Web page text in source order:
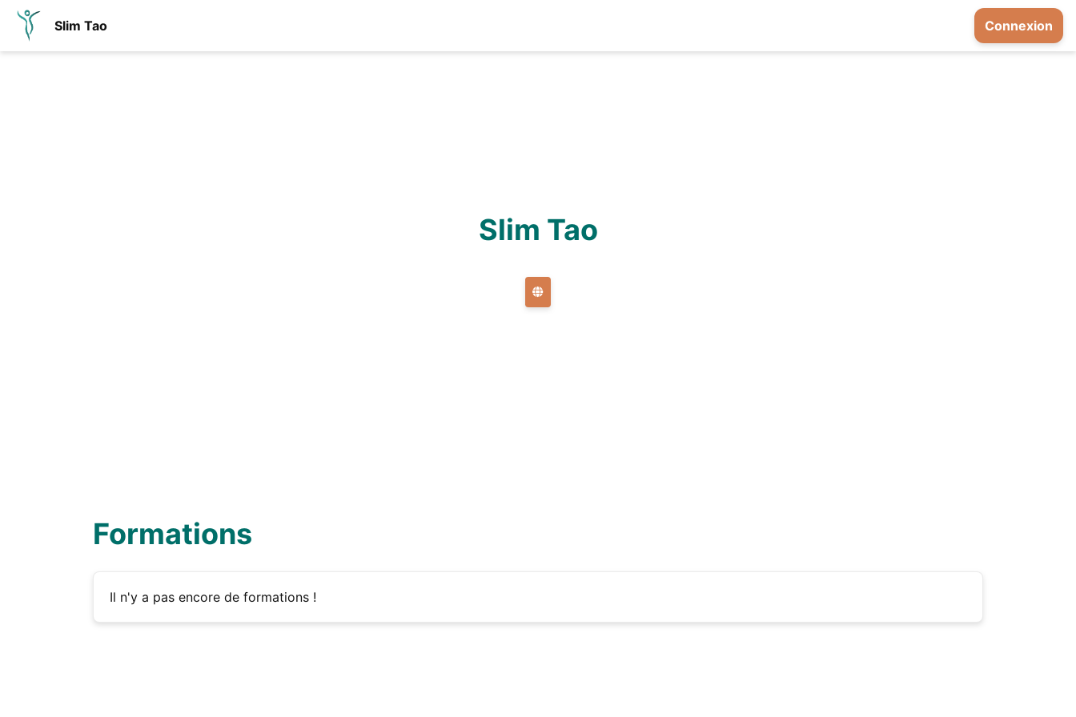
Slim Tao Connexion
Slim Tao
Formations
Il n'y a pas encore de formations !